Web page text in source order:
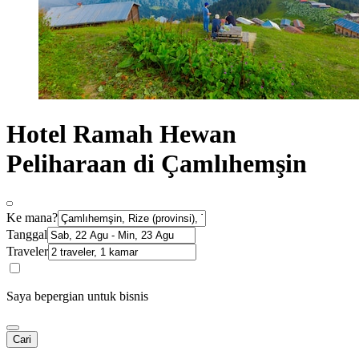
Hotel Ramah Hewan
Peliharaan di Çamlıhemşin
Ke mana?
Tanggal
Traveler
Saya bepergian untuk bisnis
Cari